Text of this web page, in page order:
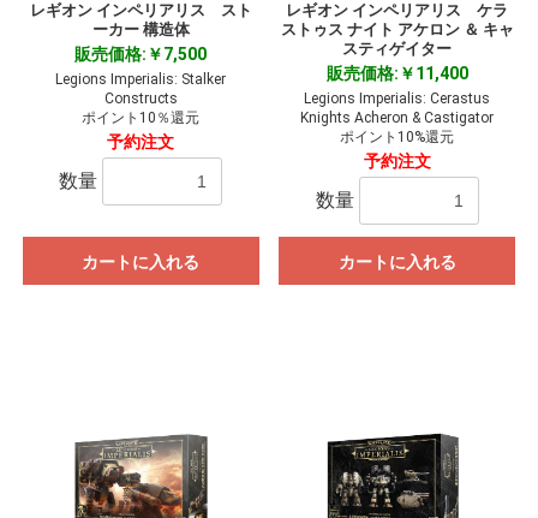
レギオン インペリアリス スト
ーカー 構造体
販売価格:￥7,500
Legions Imperialis: Stalker
Constructs
ポイント10％還元
予約注文
数量
カートに入れる
レギオン インペリアリス ケラ
ストゥス ナイト アケロン ＆ キャ
スティゲイター
販売価格:￥11,400
Legions Imperialis: Cerastus
Knights Acheron & Castigator
ポイント10%還元
予約注文
数量
カートに入れる